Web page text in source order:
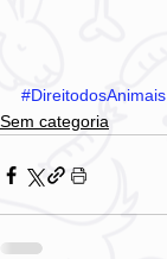
#DireitodosAnimais
Sem categoria